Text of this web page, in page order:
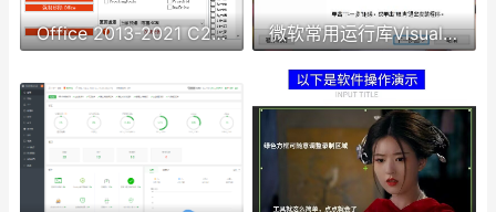
Office 2013-2021 C2R Install 微软常用运行库Visual C++2024.03.13